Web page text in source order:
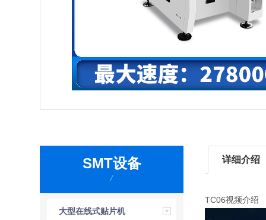
SMT设备
/
大型在线式贴片机
详细介绍
TC06视频介绍